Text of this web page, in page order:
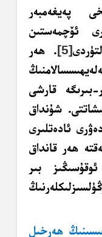
پەيغەمبەر
ئۆچمەستىن
[5]. ھەر
بىرىگە قارشى
شۇنداق
ئادەتلىرى
ھەر قانداق
بىر
ھەرخىل